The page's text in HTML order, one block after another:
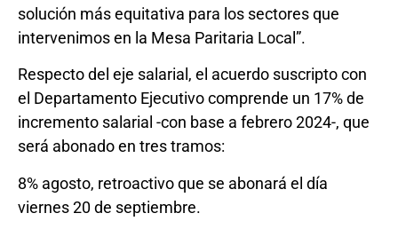
solución más equitativa para los sectores que
intervenimos en la Mesa Paritaria Local”.
Respecto del eje salarial, el acuerdo suscripto con
el Departamento Ejecutivo comprende un 17% de
incremento salarial -con base a febrero 2024-, que
será abonado en tres tramos:
8% agosto, retroactivo que se abonará el día
viernes 20 de septiembre.